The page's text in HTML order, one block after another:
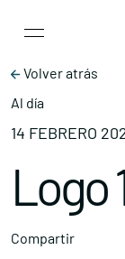
Main
Volver atrás
Al día
14 FEBRERO
Logo
Compartir